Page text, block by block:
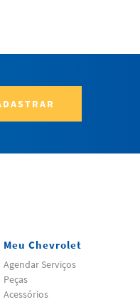
Meu Chevrolet
Agendar Serviços
Peças
Acessórios